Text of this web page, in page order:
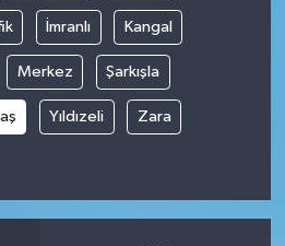
İmranlı Kangal
Merkez Şarkışla
Yıldızeli Zara